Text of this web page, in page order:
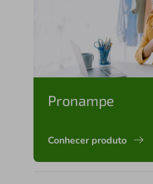
Pronampe
Conhecer produto